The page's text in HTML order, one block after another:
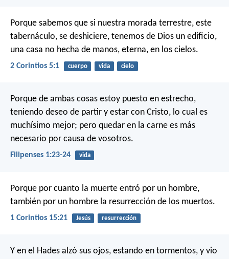
Porque sabemos que si nuestra morada terrestre, este
tabernáculo, se deshiciere, tenemos de Dios un edificio,
una casa no hecha de manos, eterna, en los cielos.
2 Corintios 5:1 cuerpo vida cielo
Porque de ambas cosas estoy puesto en estrecho,
teniendo deseo de partir y estar con Cristo, lo cual es
muchísimo mejor; pero quedar en la carne es más
necesario por causa de vosotros.
Filipenses 1:23-24 vida
Porque por cuanto la muerte entró por un hombre,
también por un hombre la resurrección de los muertos.
1 Corintios 15:21 Jesús resurrección
Y en el Hades alzó sus ojos, estando en tormentos, y vio